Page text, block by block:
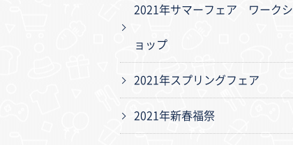
2021年サマーフェア ワークシ
ョップ
2021年スプリングフェア
2021年新春福祭